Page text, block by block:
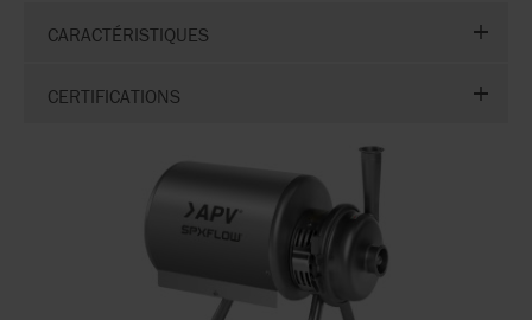
CARACTÉRISTIQUES
CERTIFICATIONS